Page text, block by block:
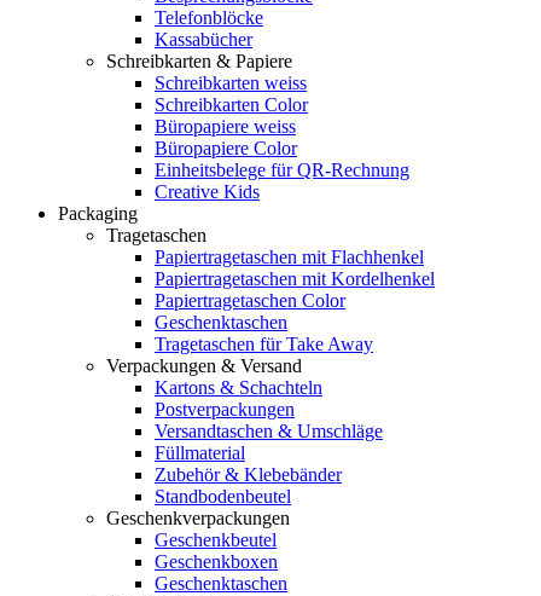
Telefonblöcke
Kassabücher
Schreibkarten & Papiere
Schreibkarten weiss
Schreibkarten Color
Büropapiere weiss
Büropapiere Color
Einheitsbelege für QR-Rechnung
Creative Kids
Packaging
Tragetaschen
Papiertragetaschen mit Flachhenkel
Papiertragetaschen mit Kordelhenkel
Papiertragetaschen Color
Geschenktaschen
Tragetaschen für Take Away
Verpackungen & Versand
Kartons & Schachteln
Postverpackungen
Versandtaschen & Umschläge
Füllmaterial
Zubehör & Klebebänder
Standbodenbeutel
Geschenkverpackungen
Geschenkbeutel
Geschenkboxen
Geschenktaschen